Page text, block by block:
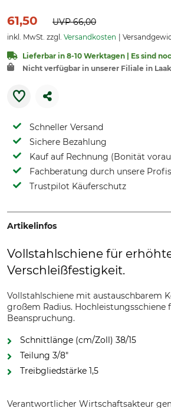
61,50 UVP66,00
inkl. MwSt. zzgl. Versandkosten
Lieferbar in 8-10 Werktagen | Es sind
Nicht verfügbar in unserer Filiale in
Schneller Versand
Sichere Bezahlung
Kauf auf Rechnung (Bonität
Fachberatung durch unsere Profis
Trustpilot Käuferschutz
Artikelinfos
Vollstahlschiene für
Verschleißfestigkeit.
Vollstahlschiene mit austauschbarem
großem Radius. Hochleistungsschiene
Beanspruchung.
Schnittlänge (cm/Zoll) 38/15
Teilung 3/8"
Treibgliedstärke 1,5
Verantwortlicher Wirtschaftsakteur